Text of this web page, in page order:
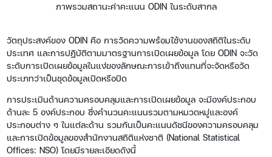
ภาพรวมสถานะค่าคะแนน ODIN ในระดับสากล
วัตถุประสงค์ของ ODIN คือ การวัดความพร้อมใช้งานของสถิติในระดับ
ประเทศ และการปฏิบัติตามมาตรฐานการเปิดเผยข้อมูล โดย ODIN จะวัด
ระดับการเปิดเผยข้อมูลในแง่ของลักษณะการเข้าถึงแทนที่จะจัดหรือวัด
ประเภทว่าเป็นชุดข้อมูลเปิดหรือปิด
การประเมินด้านความครอบคลุมและการเปิดเผยข้อมูล จะมีองค์ประกอบ
ด้านละ 5 องค์ประกอบ ซึ่งคำนวนคะแนนรวมตามหมวดหมู่และองค์
ประกอบต่าง ๆ ในแต่ละด้าน รวมกันเป็นคะแนนดัชนีของความครอบคลุม
และการเปิดข้อมูลของสำนักงานสถิติแห่งชาติ (National Statistical
Offices: NSO) โดยมีรายละเอียดดังนี้